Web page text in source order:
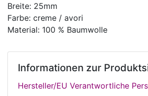
Breite: 25mm
Farbe: creme / avori
Material: 100 % Baumwolle
Informationen zur
Hersteller/EU Verantwortliche